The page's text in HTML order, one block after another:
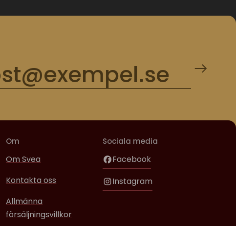
Om
Om Svea
Kontakta oss
Allmänna
försäljningsvillkor
Sociala media
Facebook
Instagram